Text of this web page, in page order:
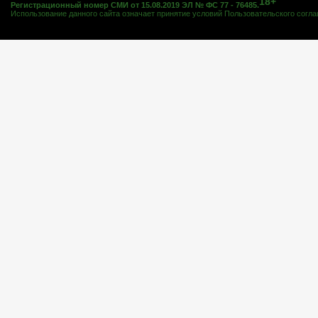
Регистрационный номер СМИ от 15.08.2019 ЭЛ № ФС 77 - 76485.
Использование данного сайта означает принятие условий Пользовательского